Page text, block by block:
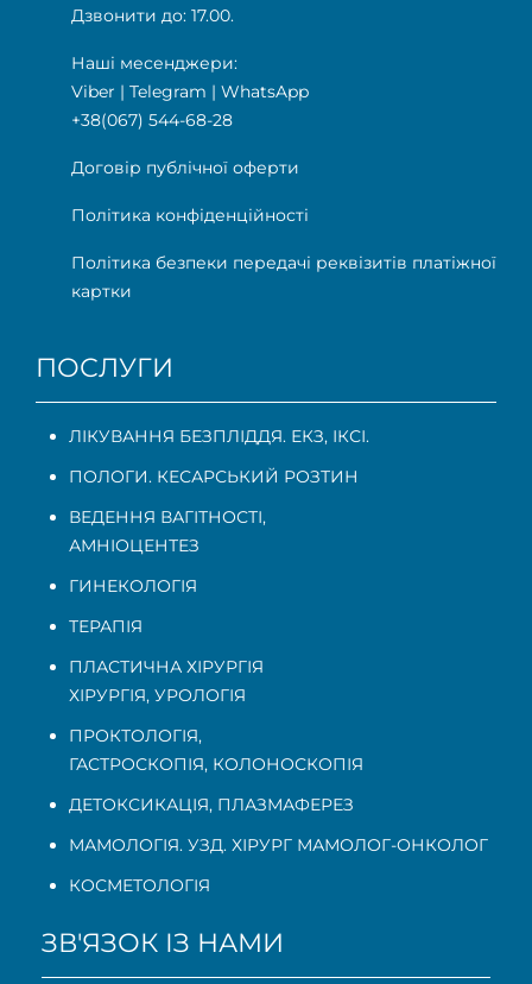
Дзвонити до: 17.00.
Наші месенджери:
Viber | Telegram | WhatsApp
+38(067) 544-68-28
Договір публічної оферти
Політика конфіденційності
Політика безпеки передачі реквізитів платіжної
картки
ПОСЛУГИ
ЛІКУВАННЯ БЕЗПЛІДДЯ. ЕКЗ, ІКСІ.
ПОЛОГИ. КЕСАРСЬКИЙ РОЗТИН
ВЕДЕННЯ ВАГІТНОСТІ,
АМНІОЦЕНТЕЗ
ГИНЕКОЛОГІЯ
ТЕРАПІЯ
ПЛАСТИЧНА ХІРУРГІЯ
ХІРУРГІЯ, УРОЛОГІЯ
ПРОКТОЛОГІЯ,
ГАСТРОСКОПІЯ, КОЛОНОСКОПІЯ
ДЕТОКСИКАЦІЯ, ПЛАЗМАФЕРЕЗ
МАМОЛОГІЯ. УЗД. ХІРУРГ МАМОЛОГ-ОНКОЛОГ
КОСМЕТОЛОГІЯ
ЗВ'ЯЗОК ІЗ НАМИ